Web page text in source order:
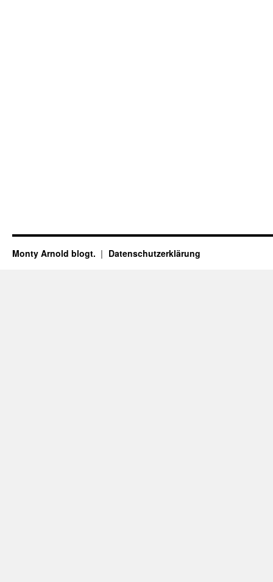
Monty Arnold blogt. Datenschutz­erklärung